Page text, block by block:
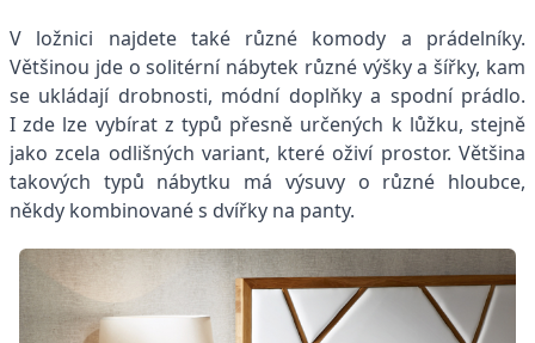
V ložnici najdete také různé komody a prádelníky.
Většinou jde o solitérní nábytek různé výšky a šířky, kam
se ukládají drobnosti, módní doplňky a spodní prádlo.
I zde lze vybírat z typů přesně určených k lůžku, stejně
jako zcela odlišných variant, které oživí prostor. Většina
takových typů nábytku má výsuvy o různé hloubce,
někdy kombinované s dvířky na panty.